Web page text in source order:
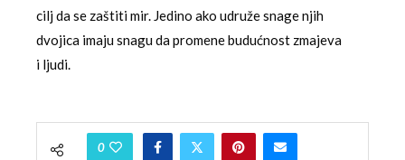
cilj da se zaštiti mir. Jedino ako udruže snage njih
dvojica imaju snagu da promene budućnost zmajeva
i ljudi.
0